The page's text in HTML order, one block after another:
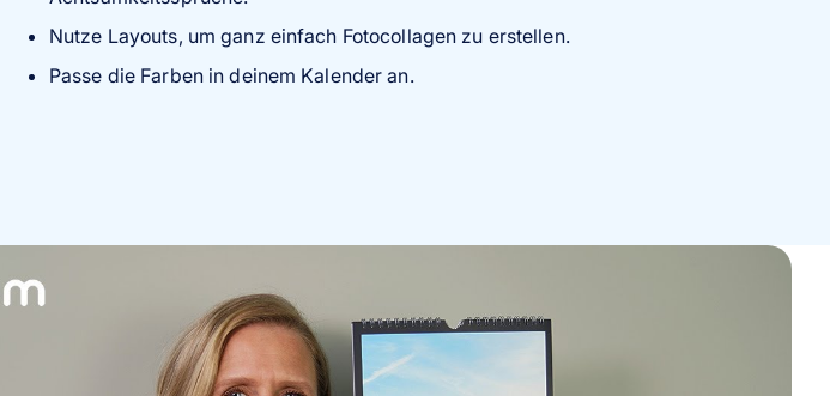
Nutze Layouts, um ganz einfach Fotocollagen zu erstellen.
Passe die Farben in deinem Kalender an.